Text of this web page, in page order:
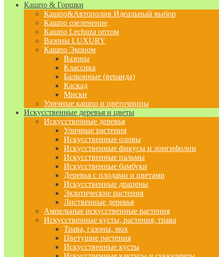
Кашпо & Горшки
Кашпо&Автополив Идеальный выбор
Кашпо озеленение
Кашпо Lechuza оптом
Вазоны LUXURY
Кашпо Эконом
Вазоны
Классика
Балконные (веранда)
Каскад
Миски
Уличные кашпо и цветочницы
Искусственные деревья и цветы
Искусственные деревья
Уличные растения
Искусственные оливы
Искусственные фикусы и лонгифолии
Искусственные пальмы
Искусственные бамбуки
Деревья с плодами и цветами
Искусственные драцены
Экзотические растения
Лиственные деревья
Ампельные искусственные растения
Искусственные кусты, растения, трава
Трава, газоны, мох
Цветущие растения
Искусственные кусты